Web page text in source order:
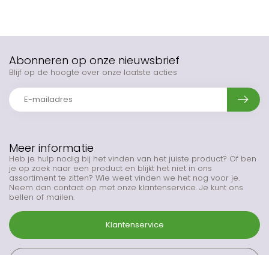
Meer informatie
Heb je hulp nodig bij het vinden van het juiste product? Of ben
je op zoek naar een product en blijkt het niet in ons
assortiment te zitten? Wie weet vinden we het nog voor je.
Neem dan contact op met onze klantenservice. Je kunt ons
bellen of mailen.
Klantenservice
Abonneren op onze nieuwsbrief
Blijf op de hoogte over onze laatste acties